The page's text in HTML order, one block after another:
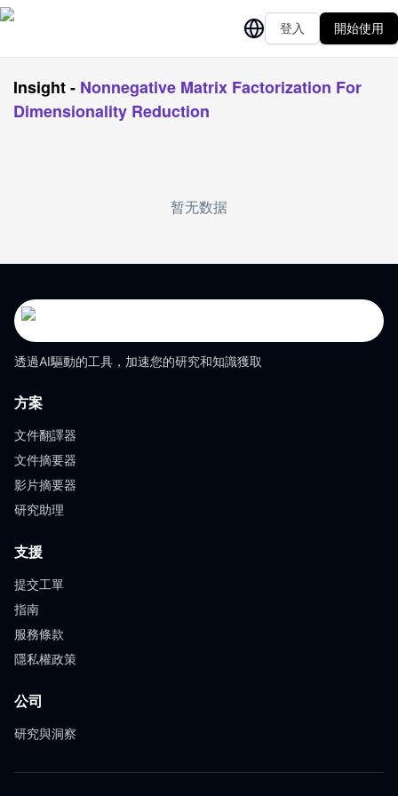
登入 開始使用
Insight- Nonnegative Matrix Factorization For
Dimensionality Reduction
暂无数据
透過AI驅動的工具，加速您的研究和知識獲取
方案
文件翻譯器
文件摘要器
影片摘要器
研究助理
支援
提交工單
指南
服務條款
隱私權政策
公司
研究與洞察